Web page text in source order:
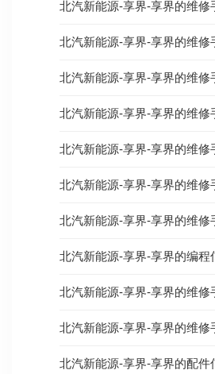
北汽新能源-享界-享界的维修
北汽新能源-享界-享界的维修
北汽新能源-享界-享界的维修
北汽新能源-享界-享界的维修
北汽新能源-享界-享界的维修
北汽新能源-享界-享界的维修
北汽新能源-享界-享界的维修
北汽新能源-享界-享界的编程
北汽新能源-享界-享界的维修
北汽新能源-享界-享界的维修
北汽新能源-享界-享界的配件